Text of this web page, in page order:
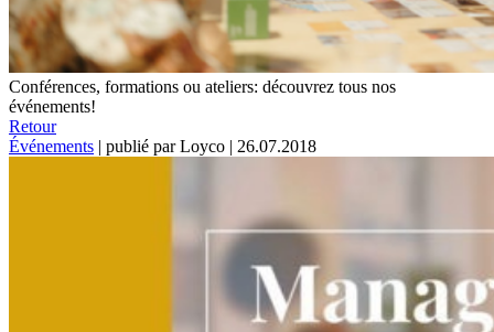
Conférences, formations ou ateliers: découvrez tous nos
événements!
Retour
Événements | publié par Loyco | 26.07.2018